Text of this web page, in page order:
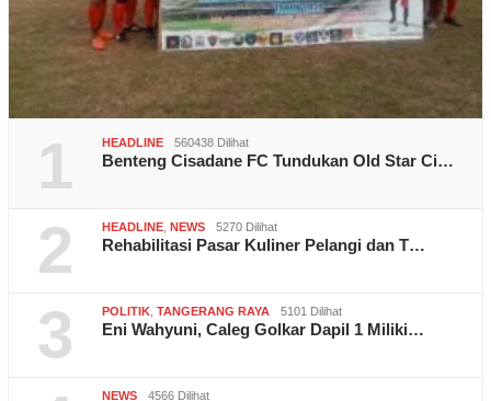
1 HEADLINE 560438 Dilihat
Benteng Cisadane FC Tundukan Old Star Ci…
2 HEADLINE NEWS 5270 Dilihat
Rehabilitasi Pasar Kuliner Pelangi dan T…
3 POLITIK TANGERANG RAYA 5101 Dilihat
Eni Wahyuni, Caleg Golkar Dapil 1 Miliki…
NEWS 4566 Dilihat